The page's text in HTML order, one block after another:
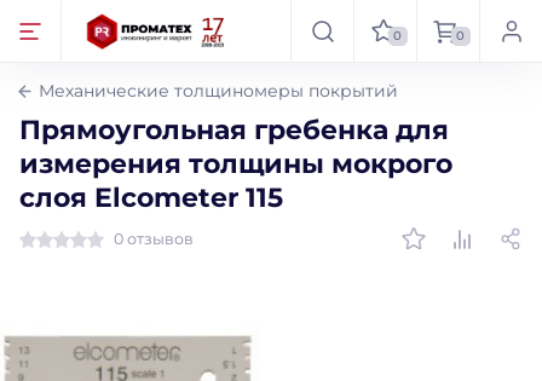
0 0
Механические толщиномеры покрытий
Прямоугольная гребенка для
измерения толщины мокрого
слоя Elcometer 115
0 отзывов